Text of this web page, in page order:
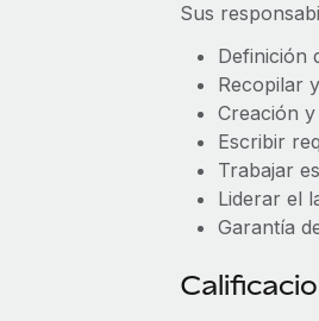
Sus
Definición
Recopilar
Creación
Escribir
Trabajar
Liderar el
Garantía